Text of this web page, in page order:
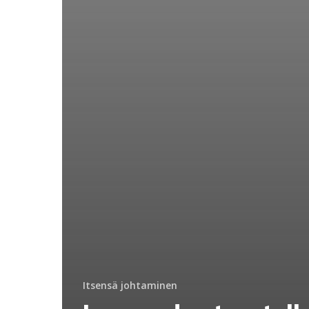
Itsensä johtaminen